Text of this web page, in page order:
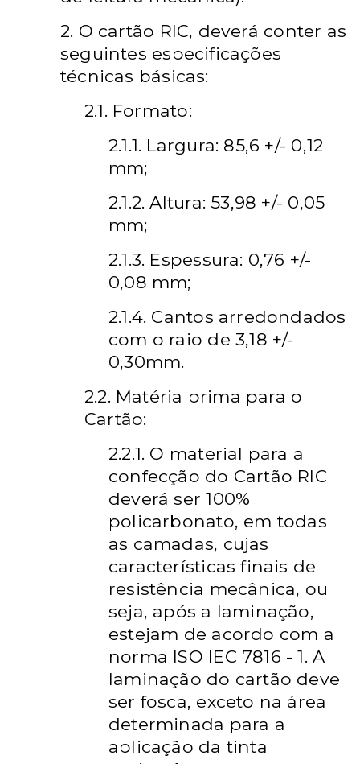
2. O cartão RIC, deverá conter as
seguintes especificações
técnicas básicas:
2.1. Formato:
2.1.1. Largura: 85,6 +/- 0,12
mm;
2.1.2. Altura: 53,98 +/- 0,05
mm;
2.1.3. Espessura: 0,76 +/-
0,08 mm;
2.1.4. Cantos arredondados
com o raio de 3,18 +/-
0,30mm.
2.2. Matéria prima para o
Cartão:
2.2.1. O material para a
confecção do Cartão RIC
deverá ser 100%
policarbonato, em todas
as camadas, cujas
características finais de
resistência mecânica, ou
seja, após a laminação,
estejam de acordo com a
norma ISO IEC 7816 - 1. A
laminação do cartão deve
ser fosca, exceto na área
determinada para a
aplicação da tinta